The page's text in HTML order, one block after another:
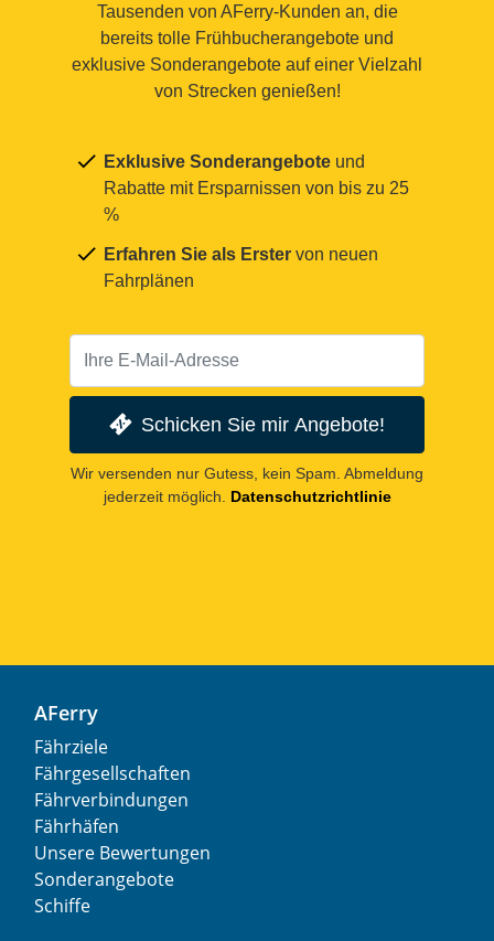
Tausenden von AFerry-Kunden an, die
bereits tolle Frühbucherangebote und
exklusive Sonderangebote auf einer Vielzahl
von Strecken genießen!
Exklusive Sonderangebote und
Rabatte mit Ersparnissen von bis zu 25
%
Erfahren Sie als Erster von neuen
Fahrplänen
Schicken Sie mir Angebote!
Wir versenden nur Gutess, kein Spam. Abmeldung
jederzeit möglich.
Datenschutzrichtlinie
AFerry
Fährziele
Fährgesellschaften
Fährverbindungen
Fährhäfen
Unsere Bewertungen
Sonderangebote
Schiffe